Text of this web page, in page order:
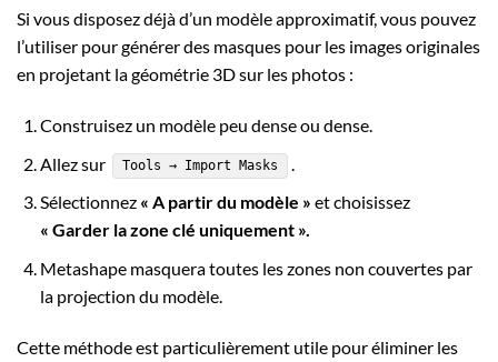
Si vous disposez déjà d’un modèle approximatif, vous pouvez
l’utiliser pour générer des masques pour les images originales
en projetant la géométrie 3D sur les photos :
Construisez un modèle peu dense ou dense.
Allez sur
Tools → Import Masks
Sélectionnez « A partir du modèle » et choisissez
« Garder la zone clé uniquement ».
Metashape masquera toutes les zones non couvertes par
la projection du modèle.
Cette méthode est particulièrement utile pour éliminer les